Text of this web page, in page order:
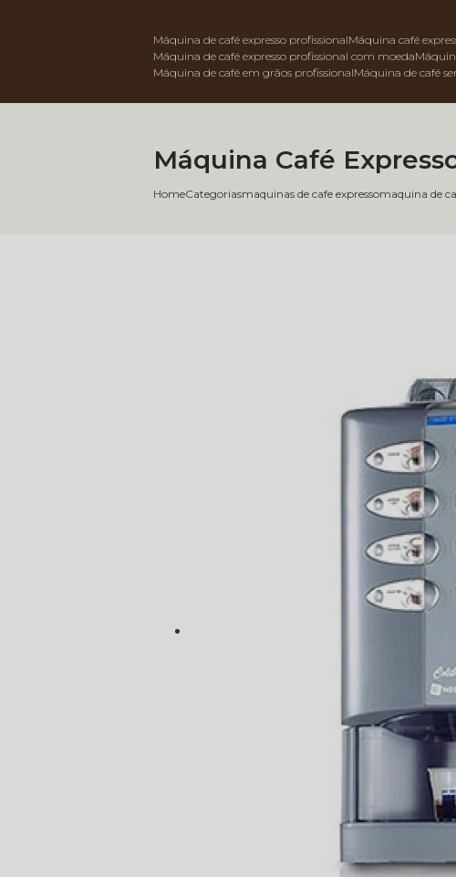
máquina de café expresso profissional
máquina café
máquina de café expresso profissional com moeda
máquina de café em grãos profissional
máquina de café
HomeCategoriasmaquinas de cafe expressomaquina de
Máquina Café